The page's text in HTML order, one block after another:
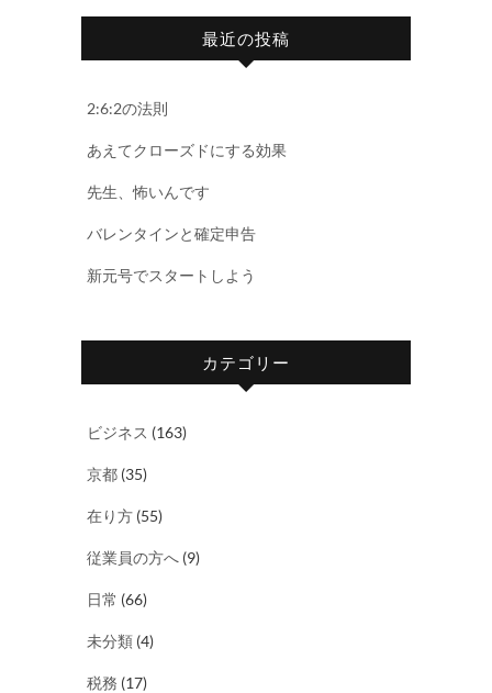
最近の投稿
2:6:2の法則
あえてクローズドにする効果
先生、怖いんです
バレンタインと確定申告
新元号でスタートしよう
カテゴリー
ビジネス (163)
京都 (35)
在り方 (55)
従業員の方へ (9)
日常 (66)
未分類 (4)
税務 (17)